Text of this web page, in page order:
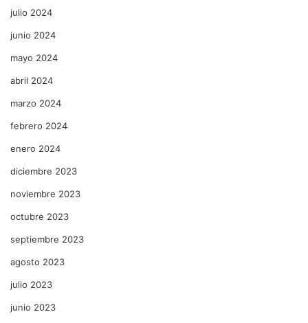
julio 2024
junio 2024
mayo 2024
abril 2024
marzo 2024
febrero 2024
enero 2024
diciembre 2023
noviembre 2023
octubre 2023
septiembre 2023
agosto 2023
julio 2023
junio 2023